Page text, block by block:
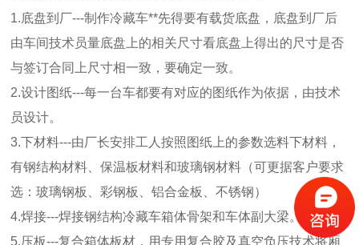
1.底盘到厂---制作冷藏车**先得要有载货底盘，底盘到厂后
由车间技术员量底盘上的相关尺寸看底盘上得出的尺寸是否
与签订合同上尺寸相一致，要确定一致。
2.设计图纸---每一台车都要有对应的图纸作为依据，由技术
员设计。
3.下材料---由厂长安排工人按照图纸上的参数选料下材料，
有钢结构材料、保温板材料和玻璃钢材料（可更据客户要求
选：玻璃钢板、彩钢板、铝合金板、不锈钢）
4.焊接---焊接钢结构冷藏车箱体骨架和车体副大梁。
5.压板---复合箱体板材，用专用复合胶及真空负压技术将厢